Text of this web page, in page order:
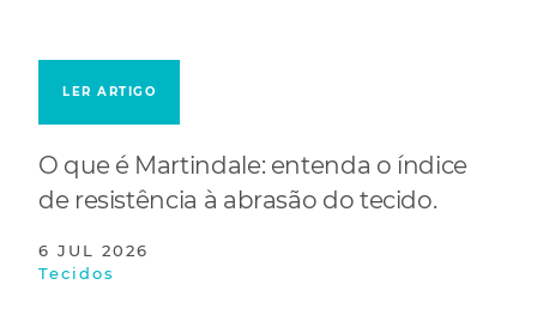
LER ARTIGO
O que é Martindale: entenda o índice
de resistência à abrasão do tecido.
6 JUL 2026
Tecidos